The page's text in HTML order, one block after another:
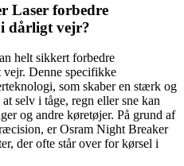
Laser forbedre
dårligt vejr?
helt sikkert forbedre
Denne specifikke
som skaber en stærk og
selv i tåge, regn eller sne kan
og andre køretøjer. På grund af
er Osram Night Breaker
der ofte står over for kørsel i